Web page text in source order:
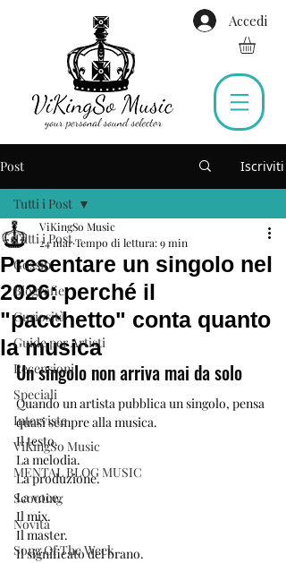
Accedi
Post Iscriviti
Tutti i Post
Gossip
Biografie
Curiosità
Guide per Artisti
Recensioni
Speciali
Interviste
ViKingSo Music
MENTAL BLOG MUSIC
Scouting
Novità
Song Of The Week
Tutti i Post
Presentare un singolo nel
2026: perché il
"pacchetto" conta quanto
la musica
ViKingSo Music
24 marTempo di lettura: 9 min
Un singolo non arriva mai da solo
Quando un artista pubblica un singolo, pensa
quasi sempre alla musica.
Il testo.
La melodia.
La produzione.
La voce.
Il mix.
Il master.
Il significato del brano.